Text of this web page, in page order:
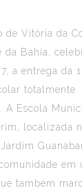
de Vitória da
da Bahia,
a entrega da
totalmente
A Escola
localizada
em
também